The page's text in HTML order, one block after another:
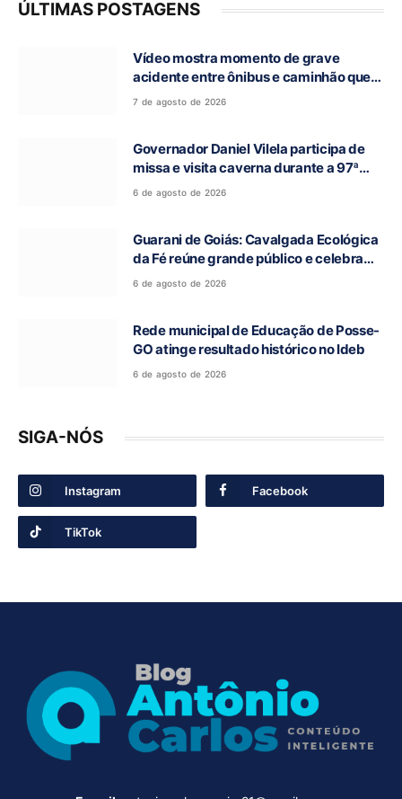
ÚLTIMAS POSTAGENS
Vídeo mostra momento de grave
acidente entre ônibus e caminhão que
deixou cinco mortos na GO-010, em
7 de agosto de 2026
Governador Daniel Vilela participa de
missa e visita caverna durante a 97ª
Romaria do Bom Jesus da Lapa de Terra
6 de agosto de 2026
Guarani de Goiás: Cavalgada Ecológica
da Fé reúne grande público e celebra
tradição religiosa
6 de agosto de 2026
Rede municipal de Educação de Posse-
GO atinge resultado histórico no Ideb
6 de agosto de 2026
SIGA-NÓS
Instagram Facebook
TikTok